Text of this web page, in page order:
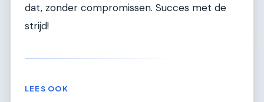
dat, zonder compromissen. Succes met de
strijd!
LEES OOK